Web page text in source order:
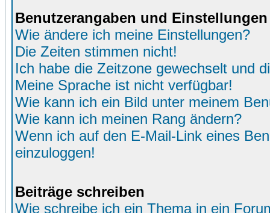
Benutzerangaben und Einstellungen
Wie ändere ich meine Einstellungen?
Die Zeiten stimmen nicht!
Ich habe die Zeitzone gewechselt und
Meine Sprache ist nicht verfügbar!
Wie kann ich ein Bild unter meinem
Wie kann ich meinen Rang ändern?
Wenn ich auf den E-Mail-Link eines
einzuloggen!
Beiträge schreiben
Wie schreibe ich ein Thema in ein